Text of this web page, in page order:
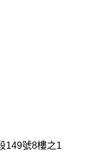
149號8樓之1